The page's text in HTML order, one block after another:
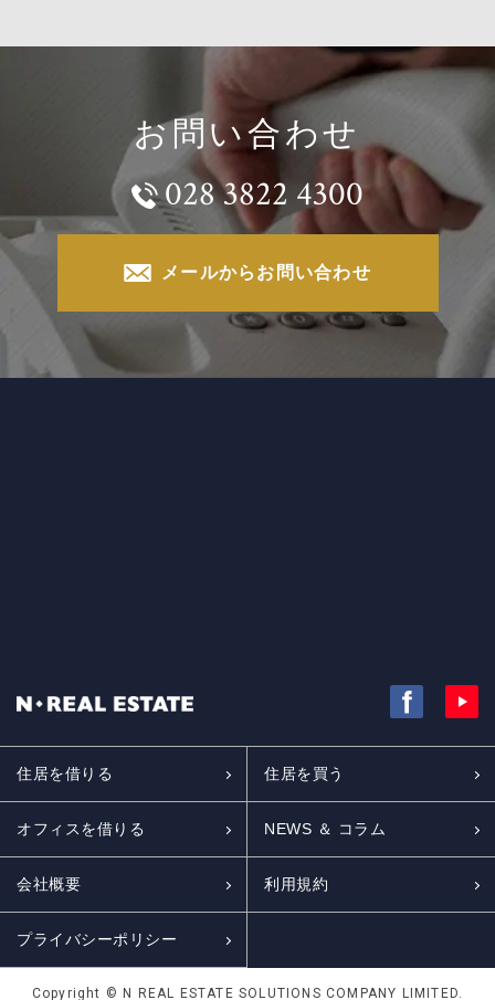
お問い合わせ
028 3822 4300
メールからお問い合わせ
住居を借りる 住居を買う
オフィスを借りる NEWS ＆ コラム
会社概要 利用規約
プライバシーポリシー
Copyright © N REAL ESTATE SOLUTIONS COMPANY LIMITED.